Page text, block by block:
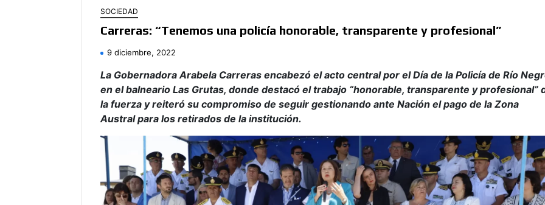
SOCIEDAD
Carreras: “Tenemos una policía honorable, transparente y profesional”
9 diciembre, 2022
La Gobernadora Arabela Carreras encabezó el acto central por el Día de la Policía de Río
en el balneario Las Grutas, donde destacó el trabajo “honorable, transparente y profesional”
la fuerza y reiteró su compromiso de seguir gestionando ante Nación el pago de la Zona
Austral para los retirados de la institución.